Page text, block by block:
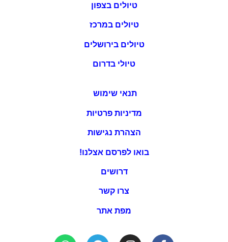
טיולים בצפון
טיולים במרכז
טיולים בירושלים
טיולי בדרום
תנאי שימוש
מדיניות פרטיות
הצהרת נגישות
בואו לפרסם אצלנו!
דרושים
צרו קשר
מפת אתר